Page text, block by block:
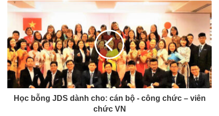
Học bỗng JDS dành cho: cán bộ - công chức – viên
chức VN